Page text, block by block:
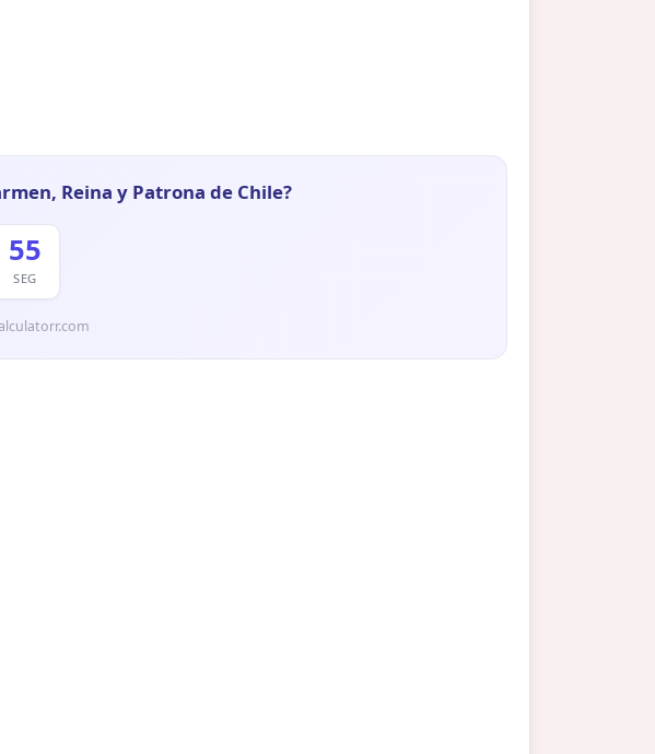
Reina y Patrona de Chile?
54
SEG